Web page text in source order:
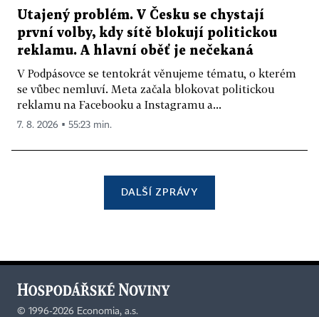
Utajený problém. V Česku se chystají
první volby, kdy sítě blokují politickou
reklamu. A hlavní oběť je nečekaná
V Podpásovce se tentokrát věnujeme tématu, o kterém
se vůbec nemluví. Meta začala blokovat politickou
reklamu na Facebooku a Instagramu a...
7. 8. 2026 ▪ 55:23 min.
DALŠÍ ZPRÁVY
© 1996-2026 Economia, a.s.